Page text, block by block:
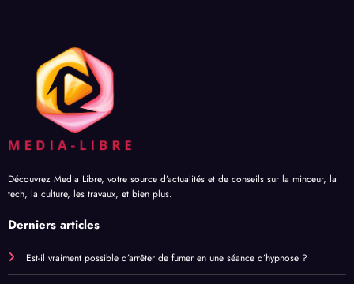
Découvrez Media Libre, votre source d’actualités et de conseils sur la minceur, la
tech, la culture, les travaux, et bien plus.
Derniers articles
Est-il vraiment possible d’arrêter de fumer en une séance d’hypnose ?